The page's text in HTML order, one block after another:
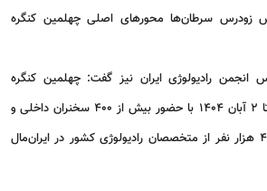
سرطان‌ها محورهای اصلی چهلمین کنگره
رادیولوژی ایران نیز گفت: چهلمین کنگره
رادیولوژی ایران از 29 مهر تا 2 آبان 1404 با حضور بیش از 400 سخنران داخلی و
خارجی و مشارکت بیش از 4 هزار نفر از متخصصان رادیولوژی کشور در ایران‌مال